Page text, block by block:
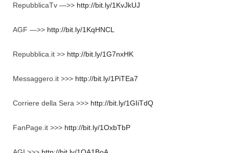
RepubblicaTv —>> http://bit.ly/1KvJkUJ
AGF —>> http://bit.ly/1KqHNCL
Repubblica.it >> http://bit.ly/1G7nxHK
Messaggero.it >>> http://bit.ly/1PiTEa7
Corriere della Sera >>> http://bit.ly/1GIiTdQ
FanPage.it >>> http://bit.ly/1OxbTbP